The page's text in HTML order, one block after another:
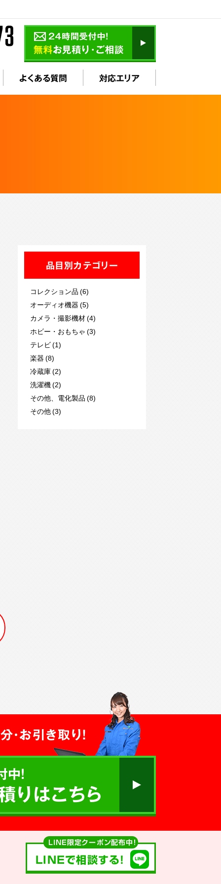
よくある質問 対応エリア
品目別カテゴリー
コレクション品 (6)
オーディオ機器 (5)
カメラ・撮影機材 (4)
ホビー・おもちゃ (3)
テレビ (1)
楽器 (8)
冷蔵庫 (2)
洗濯機 (2)
その他、電化製品 (8)
その他 (3)
・お引き取り！
中!
りはこちら
LINE限定クーポン配布中！
LINEで相談する!